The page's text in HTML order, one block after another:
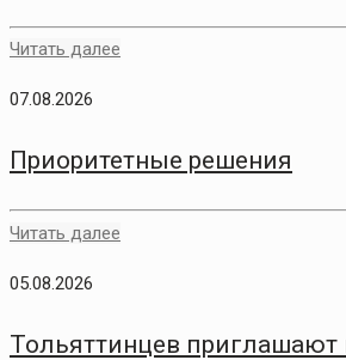
Читать далее
07.08.2026
Приоритетные решения
Читать далее
05.08.2026
Тольяттинцев